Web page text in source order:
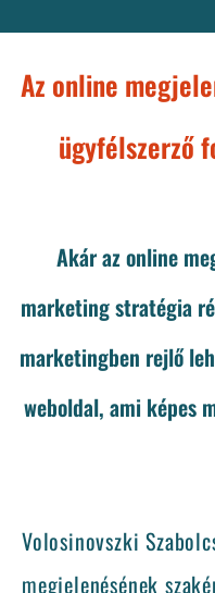
Az online
ügyfélszerző
Akár az online
marketing stratégia
marketingben rejlő
weboldal, ami képes
Volosinovszki
megjelenésének